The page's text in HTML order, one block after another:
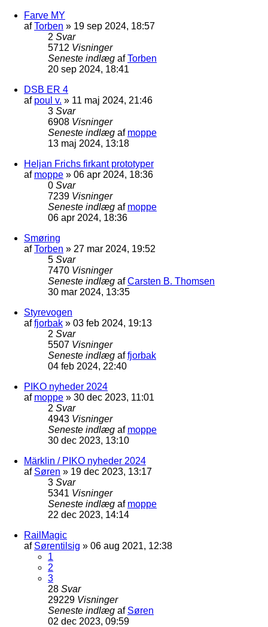
Farve MY
afTorben » 19 sep 2024, 18:57
2 Svar
5712 Visninger
Seneste indlæg afTorben
20 sep 2024, 18:41
DSB ER 4
af poul v. » 11 maj 2024, 21:46
3 Svar
6908 Visninger
Seneste indlæg af moppe
13 maj 2024, 13:18
Heljan Frichs firkant prototyper
af moppe » 06 apr 2024, 18:36
0 Svar
7239 Visninger
Seneste indlæg af moppe
06 apr 2024, 18:36
Smøring
afTorben » 27 mar 2024, 19:52
5 Svar
7470 Visninger
Seneste indlæg afCarsten B. Thomsen
30 mar 2024, 13:35
Styrevogen
affjorbak » 03 feb 2024, 19:13
2 Svar
5507 Visninger
Seneste indlæg affjorbak
04 feb 2024, 22:40
PIKO nyheder 2024
af moppe » 30 dec 2023, 11:01
2 Svar
4943 Visninger
Seneste indlæg af moppe
30 dec 2023, 13:10
Märklin / PIKO nyheder 2024
af Søren » 19 dec 2023, 13:17
3 Svar
5341 Visninger
Seneste indlæg af moppe
22 dec 2023, 14:14
RailMagic
af Sørentilsig » 06 aug 2021, 12:38
1
2
3
28 Svar
29229 Visninger
Seneste indlæg af Søren
02 dec 2023, 09:59